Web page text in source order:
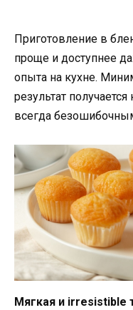
Приготовление в
проще и доступнее
опыта на кухне.
результат
всегда
Мягкая и irresistible